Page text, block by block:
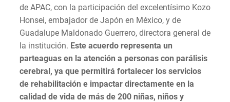
de APAC, con la participación del excelentísimo Kozo
Honsei, embajador de Japón en México, y de
Guadalupe Maldonado Guerrero, directora general de
la institución. Este acuerdo representa un
parteaguas en la atención a personas con parálisis
cerebral, ya que permitirá fortalecer los servicios
de rehabilitación e impactar directamente en la
calidad de vida de más de 200 niñas, niños y